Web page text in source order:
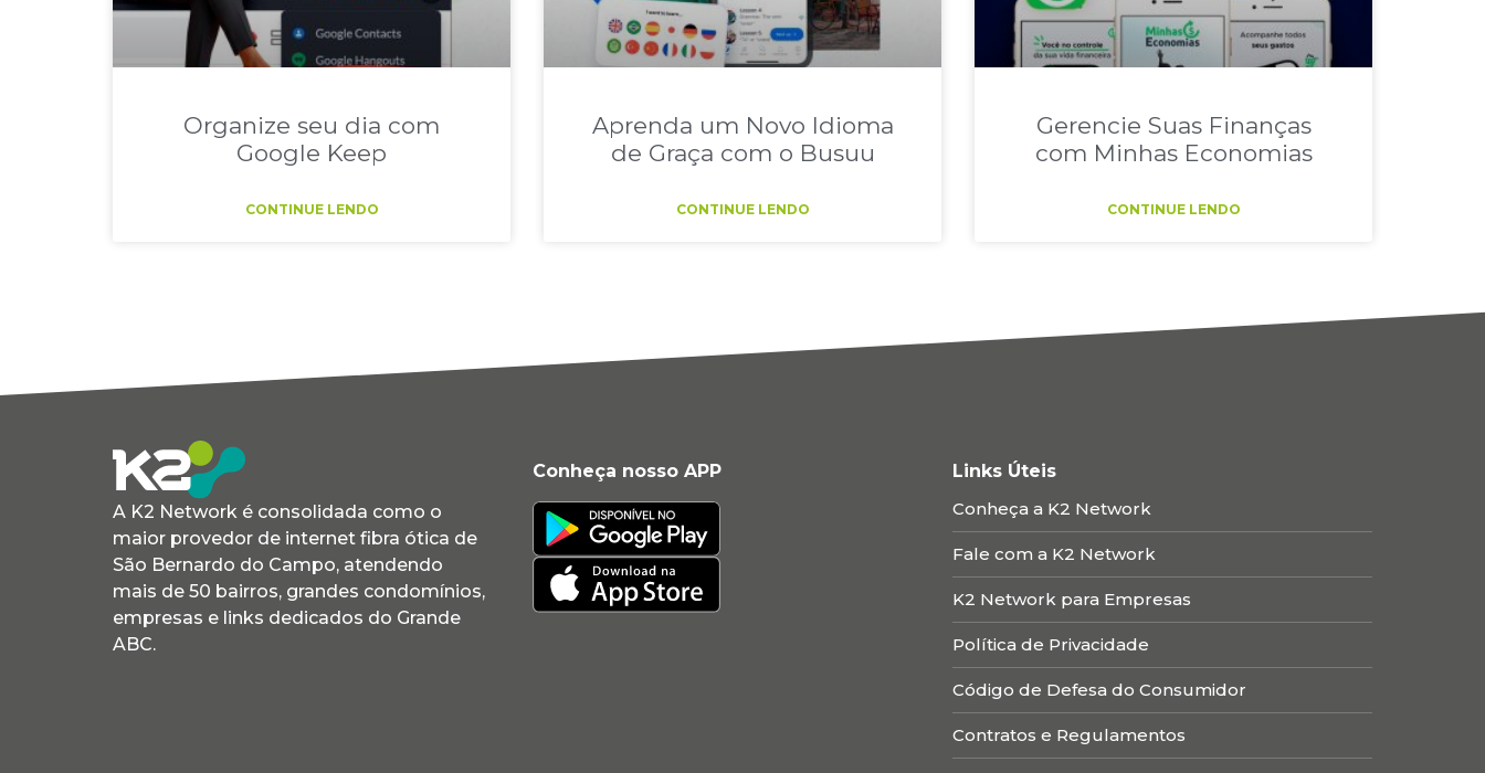
Organize seu dia com
Google Keep
CONTINUE LENDO
Aprenda um Novo Idioma
de Graça com o Busuu
CONTINUE LENDO
Gerencie Suas Finanças
com Minhas Economias
CONTINUE LENDO
A K2 Network é consolidada como o
maior provedor de internet fibra ótica de
São Bernardo do Campo, atendendo
mais de 50 bairros, grandes condomínios,
empresas e links dedicados do Grande
ABC.
Conheça nosso APP
Links Úteis
Conheça a K2 Network
Fale com a K2 Network
K2 Network para Empresas
Política de Privacidade
Código de Defesa do Consumidor
Contratos e Regulamentos